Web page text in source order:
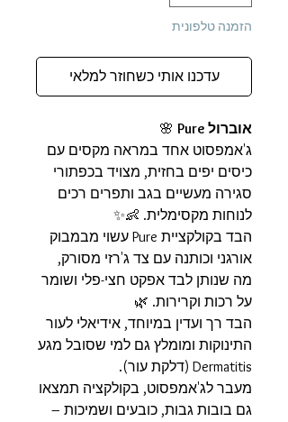
הזמנה טלפונית
עדכנו אותי כשחוזר למלאי
אוברול Pure
🌸
ג'אמפסוט אחד במראה מקסים עם
כיסים יפים בחזית, מצויד בכפתורי
סגירה מעשיים בגב ותפרים רכים
לנוחות מקסימלית. 👶✨
הבד בקולקציית Pure עשוי מבמבוק
אורגני וכותנה עם צד ג'רזי מסורק,
מה שנותן לבד אפקט חצי-פלי ושומר
על רכות וקרירות. 🌿
הבד רך ועדין במיוחד, אידיאלי לעור
התינוקות ומומלץ גם למי שסובל מגע
Dermatitis (דלקת עור).
מעבר לג'אמפסוט, בקולקציה תמצאו
גם בובות גבות, כובעים ושמיכות –